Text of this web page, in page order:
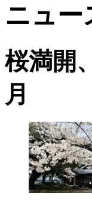
ニュー
桜満開
月